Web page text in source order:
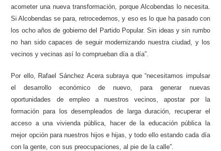
acometer una nueva transformación, porque Alcobendas lo necesita.
Si Alcobendas se para, retrocedemos, y eso es lo que ha pasado con
los ocho años de gobierno del Partido Popular. Sin ideas y sin rumbo
no han sido capaces de seguir modernizando nuestra ciudad, y los
vecinos y vecinas así lo comprueban día a día”.
Por ello, Rafael Sánchez Acera subraya que “necesitamos impulsar
el desarrollo económico de nuevo, para generar nuevas
oportunidades de empleo a nuestros vecinos, apostar por la
formación para los desempleados de larga duración, recuperar el
acceso a una vivienda pública, hacer de la educación pública la
mejor opción para nuestros hijos e hijas, y todo ello estando cada día
con la gente, con sus preocupaciones, al pie de la calle”.